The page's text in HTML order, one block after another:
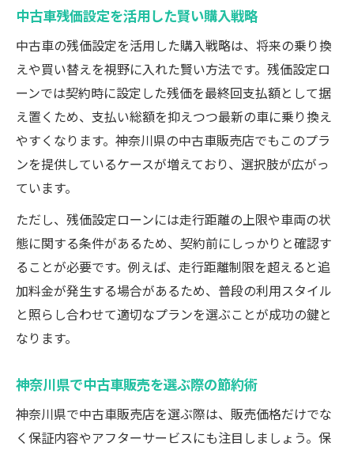
中古車残価設定を活用した賢い購入戦略
中古車の残価設定を活用した購入戦略は、将来の乗り換
えや買い替えを視野に入れた賢い方法です。残価設定ロ
ーンでは契約時に設定した残価を最終回支払額として据
え置くため、支払い総額を抑えつつ最新の車に乗り換え
やすくなります。神奈川県の中古車販売店でもこのプラ
ンを提供しているケースが増えており、選択肢が広がっ
ています。
ただし、残価設定ローンには走行距離の上限や車両の状
態に関する条件があるため、契約前にしっかりと確認す
ることが必要です。例えば、走行距離制限を超えると追
加料金が発生する場合があるため、普段の利用スタイル
と照らし合わせて適切なプランを選ぶことが成功の鍵と
なります。
神奈川県で中古車販売を選ぶ際の節約術
神奈川県で中古車販売店を選ぶ際は、販売価格だけでな
く保証内容やアフターサービスにも注目しましょう。保